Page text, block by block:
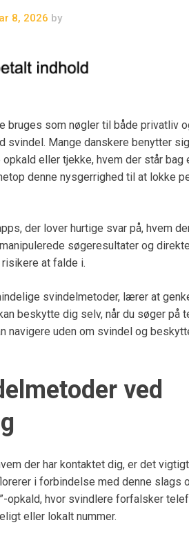
8, 2026 by
bruges som nøgler til både privatliv
svindel. Mange danskere benytter
eller tjekke, hvem der står bag
denne nysgerrighed til at lokke
der lover hurtige svar på, hvem
søgeresultater og
at falde i.
svindelmetoder, lærer at
beskytte dig selv, når du søger på
navigere uden om svindel og
ved
der har kontaktet dig, er det
i forbindelse med denne slags
opkald, hvor svindlere forfalsker
eller lokalt nummer.